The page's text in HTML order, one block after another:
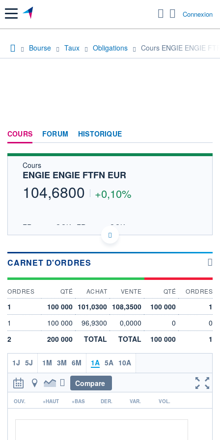
Menu Connexion
Bourse Taux Obligations Cours ENGIE ENGIE
COURS FORUM HISTORIQUE
Cours
ENGIE ENGIE FTFN EUR
104,6800 +0,10%
FR001400QOK5 FR001400QOK5
EURONEXT PARIS DONNÉES TEMPS RÉEL
31/10 03/02
103
104
OUVERTURE CLÔTURE VEILLE
+ HAUT
104,6800
+ BAS
104,6800
VOLUME
06.08.26 / 09:00:01
BAISSE HAUSSE
CARNET D'ORDRES
ORDRES QTÉ ACHAT VENTE QTÉ ORDRES
1 100 000 101,0300 108,3500 100 000
1
1
100 000 96,9300 0,0000 0
0
2
200 000 TOTAL TOTAL 100 000 1
1J 5J 1M 3M 6M 1A 5A 10A
Compare
r
OUV. +HAUT +BAS DER. VAR. VOL.